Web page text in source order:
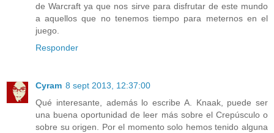
de Warcraft ya que nos sirve para disfrutar de este mundo
a aquellos que no tenemos tiempo para meternos en el
juego.
Responder
Cyram 8 sept 2013, 12:37:00
Qué interesante, además lo escribe A. Knaak, puede ser
una buena oportunidad de leer más sobre el Crepúsculo o
sobre su origen. Por el momento solo hemos tenido alguna